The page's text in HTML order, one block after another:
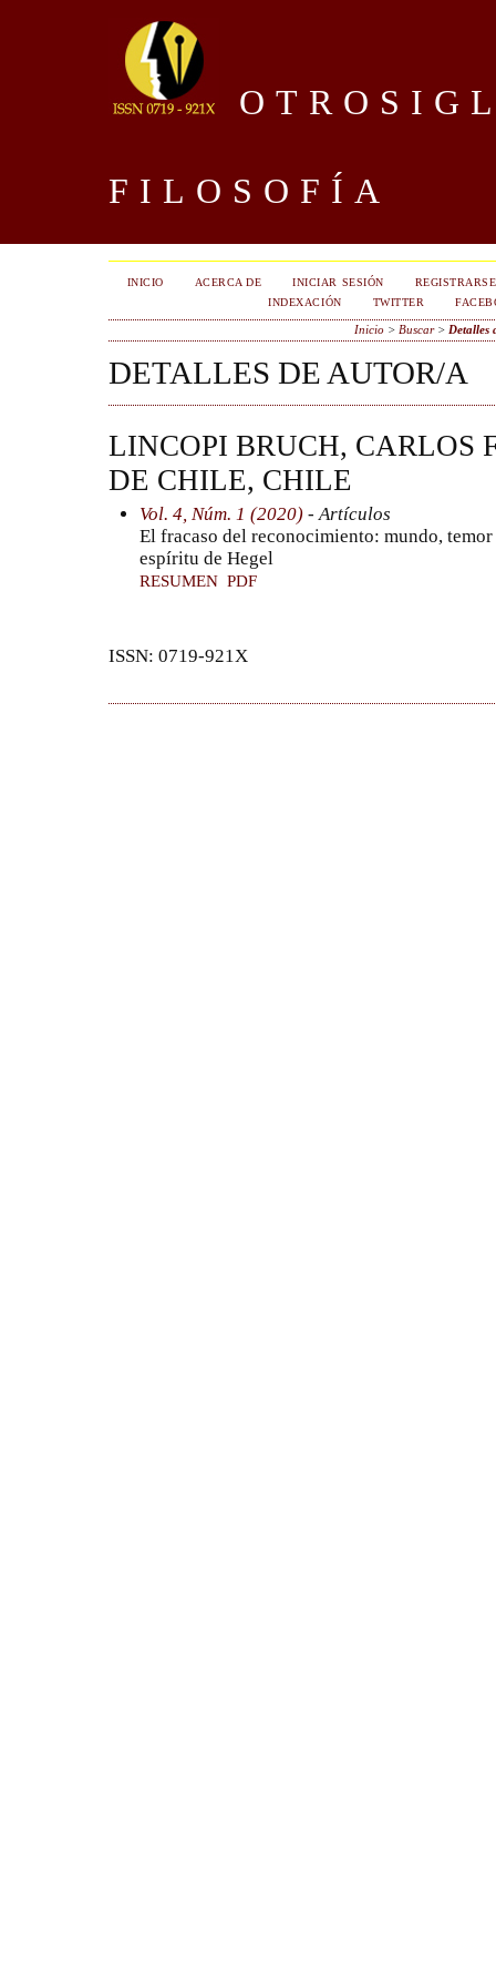
FILOSOFÍA
INICIO ACERCA DE INICIAR SESIÓN
REGISTRARSE
INDEXACIÓN
TWITTER
Inicio > Buscar> Detalles
DETALLES DE AUTOR/A
LINCOPI BRUCH, CARLOS
DE CHILE, CHILE
Vol. 4, Núm. 1 (2020) - Artículos
El fracaso del reconocimiento: mundo,
espíritu de Hegel
RESUMEN PDF
ISSN: 0719-921X